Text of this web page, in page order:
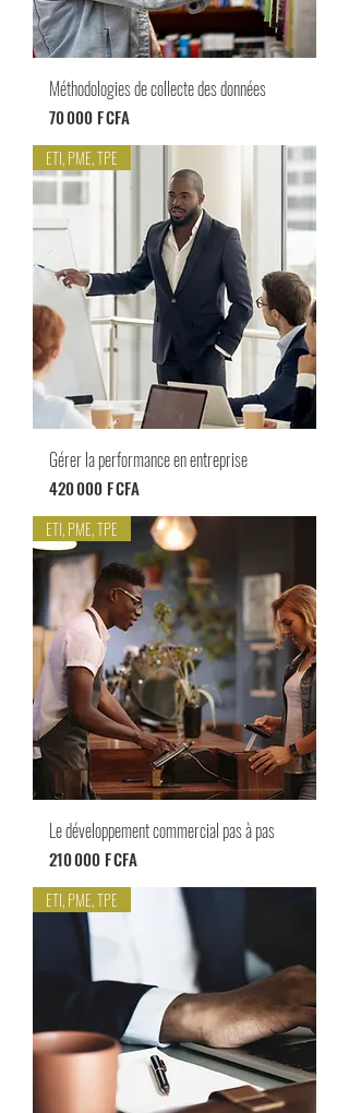
Méthodologies de collecte des données
Prix
70 000 F CFA
ETI, PME, TPE
Gérer la performance en entreprise
Prix
420 000 F CFA
ETI, PME, TPE
Le développement commercial pas à pas
Prix
210 000 F CFA
ETI, PME, TPE